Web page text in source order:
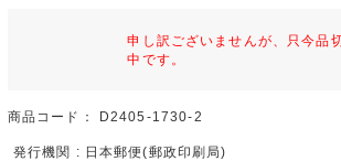
申し訳ございませんが、只今品
中です。
商品コード： D2405-1730-2
発行機関 : 日本郵便(郵政印刷局)